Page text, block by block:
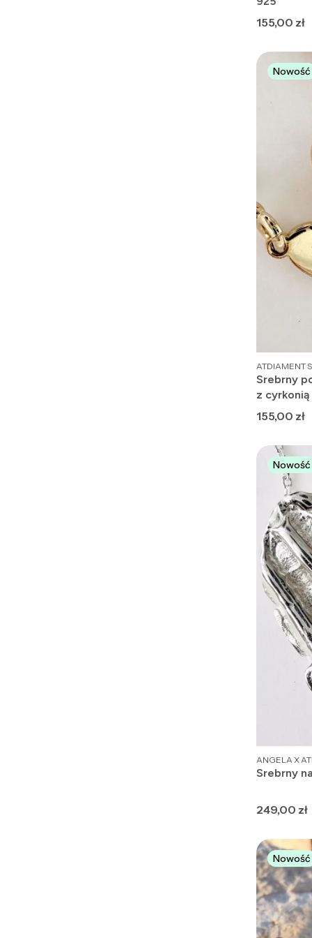
Cena
155,00 zł
Nowość
PRODUCENT
ATDIAMENT
Srebrny
z cyrkonią
Cena
155,00 zł
Nowość
PRODUCENT
ANGELA X
Srebrny
Cena
249,00 zł
Nowość